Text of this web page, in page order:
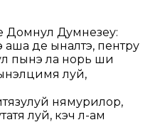
Домнул Думнезеу:
аша де ыналтэ, пентру
пынэ ла норь ши
луй,
нямурилор,
луй, кэч л-ам